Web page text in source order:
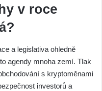
v roce
a legislativa ohledně
agendy mnoha zemí. Tlak
s kryptoměnami
investorů a